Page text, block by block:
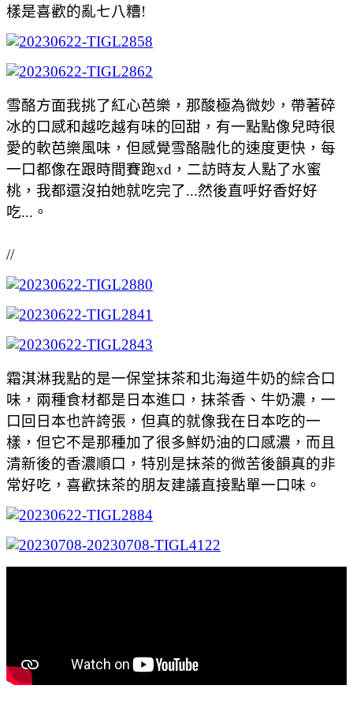
樣是喜歡的亂七八糟!
雪酪方面我挑了紅心芭樂，那酸極為微妙，帶著碎
冰的口感和越吃越有味的回甜，有一點點像兒時很
愛的軟芭樂風味，但感覺雪酪融化的速度更快，每
一口都像在跟時間賽跑xd，二訪時友人點了水蜜
桃，我都還沒拍她就吃完了...然後直呼好香好好
吃...。
//
霜淇淋我點的是一保堂抹茶和北海道牛奶的綜合口
味，兩種食材都是日本進口，抹茶香、牛奶濃，一
口回日本也許誇張，但真的就像我在日本吃的一
樣，但它不是那種加了很多鮮奶油的口感濃，而且
清新後的香濃順口，特別是抹茶的微苦後韻真的非
常好吃，喜歡抹茶的朋友建議直接點單一口味。